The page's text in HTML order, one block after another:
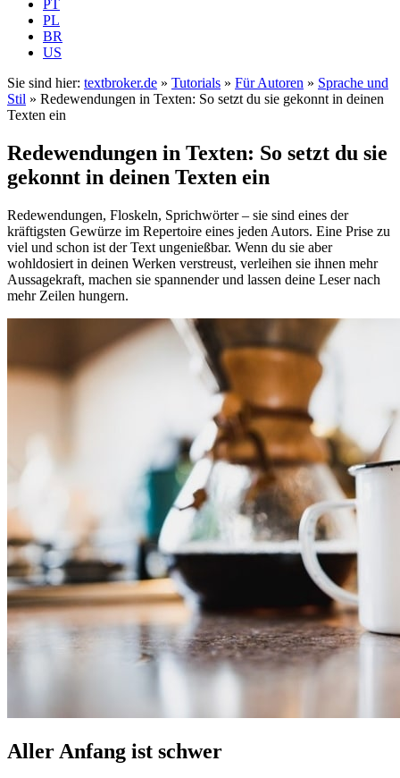
PT
PL
BR
US
Sie sind hier: textbroker.de » Tutorials » Für Autoren » Sprache und
Stil » Redewendungen in Texten: So setzt du sie gekonnt in deinen
Texten ein
Redewendungen in Texten: So setzt du sie
gekonnt in deinen Texten ein
Redewendungen, Floskeln, Sprichwörter – sie sind eines der
kräftigsten Gewürze im Repertoire eines jeden Autors. Eine Prise zu
viel und schon ist der Text ungenießbar. Wenn du sie aber
wohldosiert in deinen Werken verstreust, verleihen sie ihnen mehr
Aussagekraft, machen sie spannender und lassen deine Leser nach
mehr Zeilen hungern.
Aller Anfang ist schwer